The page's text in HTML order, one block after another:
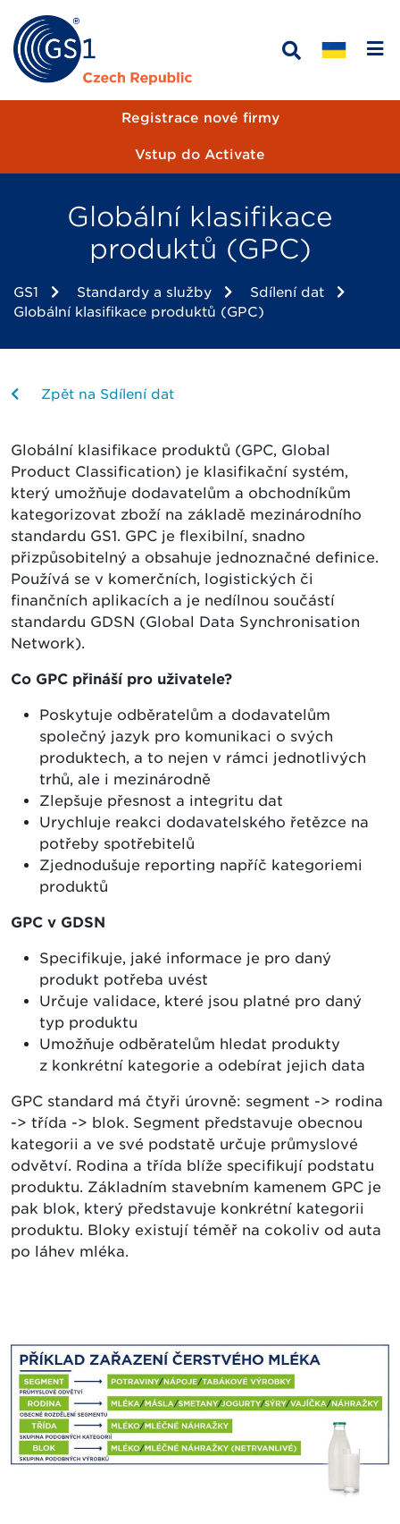
Registrace nové firmy
Vstup do Activate
Globální klasifikace
produktů (GPC)
GS1 Standardy a služby
Sdílení dat
Globální klasifikace produktů (GPC)
Zpět na Sdílení dat
Globální klasifikace produktů (GPC, Global
Product Classification) je klasifikační systém,
který umožňuje dodavatelům a obchodníkům
kategorizovat zboží na základě mezinárodního
standardu GS1. GPC je flexibilní, snadno
přizpůsobitelný a obsahuje jednoznačné definice.
Používá se v komerčních, logistických či
finančních aplikacích a je nedílnou součástí
standardu GDSN (Global Data Synchronisation
Network).
Co GPC přináší pro uživatele?
Poskytuje odběratelům a dodavatelům
společný jazyk pro komunikaci o svých
produktech, a to nejen v rámci jednotlivých
trhů, ale i mezinárodně
Zlepšuje přesnost a integritu dat
Urychluje reakci dodavatelského řetězce na
potřeby spotřebitelů
Zjednodušuje reporting napříč kategoriemi
produktů
GPC v GDSN
Specifikuje, jaké informace je pro daný
produkt potřeba uvést
Určuje validace, které jsou platné pro daný
typ produktu
Umožňuje odběratelům hledat produkty
z konkrétní kategorie a odebírat jejich data
GPC standard má čtyři úrovně: segment -> rodina
-> třída -> blok. Segment představuje obecnou
kategorii a ve své podstatě určuje průmyslové
odvětví. Rodina a třída blíže specifikují podstatu
produktu. Základním stavebním kamenem GPC je
pak blok, který představuje konkrétní kategorii
produktu. Bloky existují téměř na cokoliv od auta
po láhev mléka.